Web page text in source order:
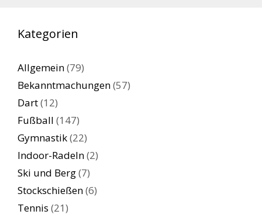
Kategorien
Allgemein(79)
Bekanntmachungen(57)
Dart(12)
Fußball (147)
Gymnastik(22)
Indoor-Radeln(2)
Ski und Berg(7)
Stockschießen(6)
Tennis (21)